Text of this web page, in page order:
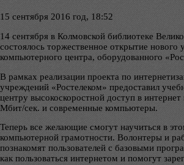
15 сентября 2016 год, 18:52
14 сентября в Колмовской библиотеке
состоялось торжественное открытие нового
компьютерного центра, оборудованного
В рамках реализации проекта по
учреждений «Ростелеком» предоставил
центру высокоскоростной доступ в интернет
Мбит/сек. и современные компьютеры.
Теперь все желающие смогут научиться в
компьютерной грамотности. Волонтеры и
познакомят пользователей с базовыми
как пользоваться интернетом и помогут